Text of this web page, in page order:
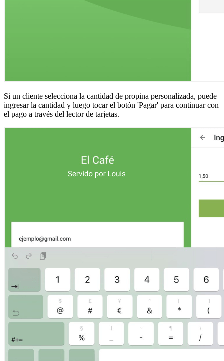
Si un cliente selecciona la cantidad de propina personalizada, puede
ingresar la cantidad y luego tocar el botón 'Pagar' para continuar con
el pago a través del lector de tarjetas.